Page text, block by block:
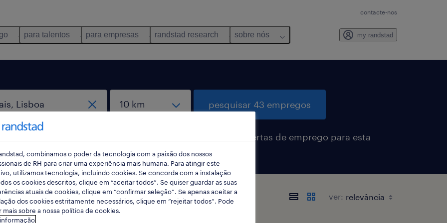
contacte-nos
para talentos para empresas randstad research sobre nós my randstad
pesquisar 43 empregos
receber alertas de emprego para esta
pesquisa
em Cascais, Lisboa ver:
combinamos o poder da tecnologia com a paixão dos nossos
de RH para criar uma experiência mais humana. Para atingir este
utilizamos tecnologia, incluindo cookies. Se concorda com a instalação
os cookies descritos, clique em “aceitar todos”. Se quiser guardar as suas
atuais de cookies, clique em “confirmar seleção”. Se apenas aceitar a
dos cookies estritamente necessários, clique em “rejeitar todos”. Pode
mais sobre a nossa política de cookies.